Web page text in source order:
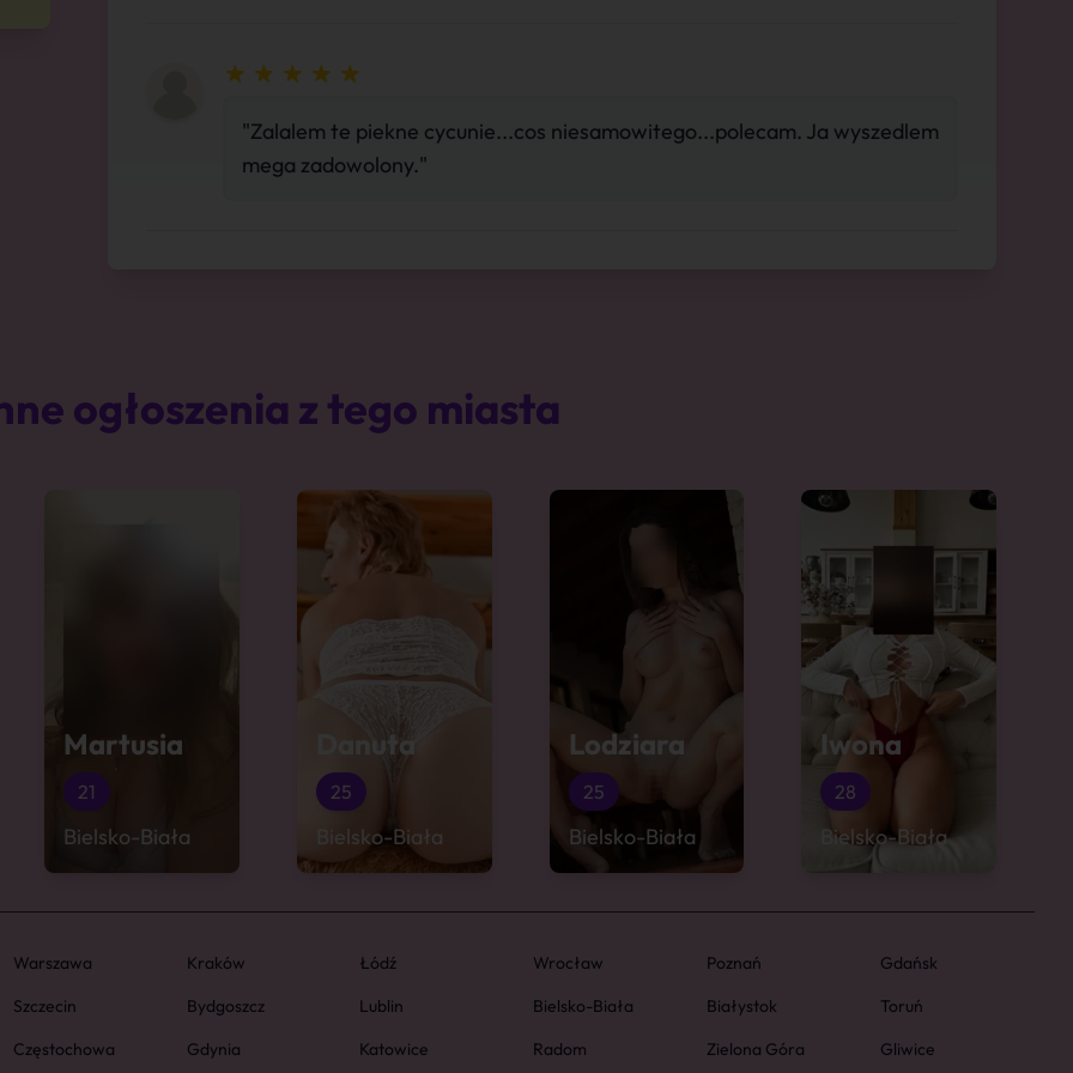
"Zalalem te piekne cycunie...cos niesamowitego...polecam. Ja wyszedlem
mega zadowolony."
ogłoszenia z tego miasta
Martusia
21
Bielsko-Biała
Danuta
25
Bielsko-Biała
Lodziara
25
Bielsko-Biała
Iwona
28
Bielsko-Biała
Warszawa Kraków Łódź Wrocław Poznań
Gdańsk
Szczecin
Bydgoszcz Lublin Bielsko-Biała Białystok
Toruń
Częstochowa
Gdynia Katowice Radom Zielona Góra Gliwice